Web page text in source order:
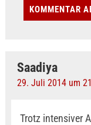
Saadiya
29. Juli 2014 um
Trotz intensiver